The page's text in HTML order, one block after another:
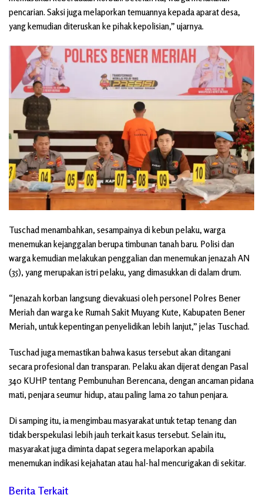
pencarian. Saksi juga melaporkan temuannya kepada aparat desa,
yang kemudian diteruskan ke pihak kepolisian,” ujarnya.
Tuschad menambahkan, sesampainya di kebun pelaku, warga
menemukan kejanggalan berupa timbunan tanah baru. Polisi dan
warga kemudian melakukan penggalian dan menemukan jenazah AN
(35), yang merupakan istri pelaku, yang dimasukkan di dalam drum.
“Jenazah korban langsung dievakuasi oleh personel Polres Bener
Meriah dan warga ke Rumah Sakit Muyang Kute, Kabupaten Bener
Meriah, untuk kepentingan penyelidikan lebih lanjut,” jelas Tuschad.
Tuschad juga memastikan bahwa kasus tersebut akan ditangani
secara profesional dan transparan. Pelaku akan dijerat dengan Pasal
340 KUHP tentang Pembunuhan Berencana, dengan ancaman pidana
mati, penjara seumur hidup, atau paling lama 20 tahun penjara.
Di samping itu, ia mengimbau masyarakat untuk tetap tenang dan
tidak berspekulasi lebih jauh terkait kasus tersebut. Selain itu,
masyarakat juga diminta dapat segera melaporkan apabila
menemukan indikasi kejahatan atau hal-hal mencurigakan di sekitar.
Berita Terkait